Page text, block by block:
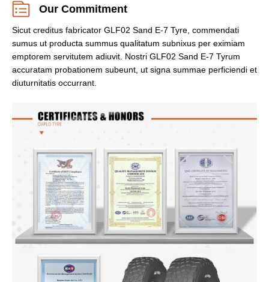
Our Commitment
Sicut creditus fabricator GLF02 Sand E-7 Tyre, commendati
sumus ut producta summus qualitatum subnixus per eximiam
emptorem servitutem adiuvit. Nostri GLF02 Sand E-7 Tyrum
accuratam probationem subeunt, ut signa summae perficiendi et
diuturnitatis occurrant.